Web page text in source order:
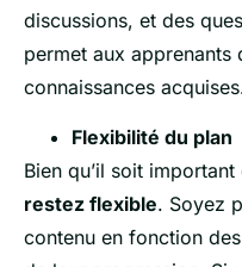
discussions, et des
permet aux apprenants
connaissances
Flexibilité du plan
Bien qu’il soit
restez flexible. Soyez
contenu en fonction